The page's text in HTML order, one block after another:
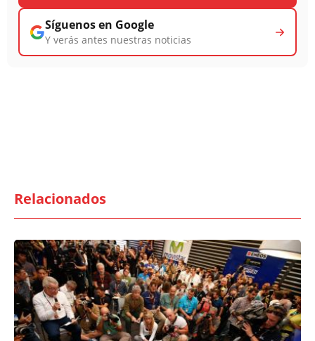
Síguenos en Google
Y verás antes nuestras noticias
Relacionados